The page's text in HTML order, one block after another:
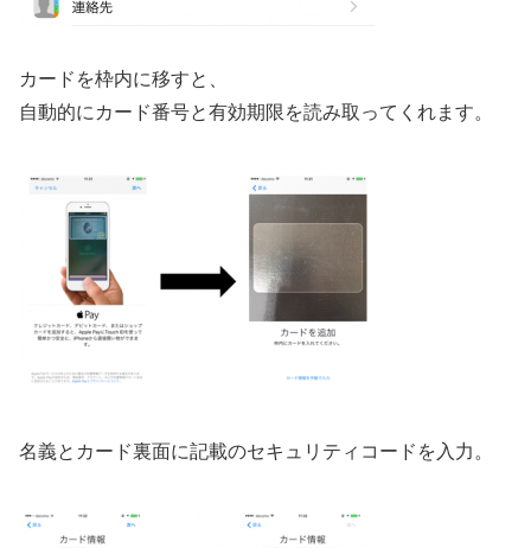
カードを枠内に移すと、
自動的にカード番号と有効期限を読み取ってくれます。
名義とカード裏面に記載のセキュリティコードを入力。